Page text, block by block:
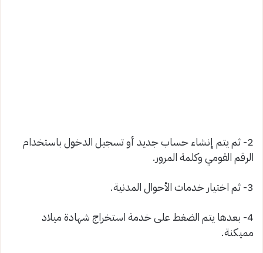
2- ثم يتم إنشاء حساب جديد أو تسجيل الدخول باستخدام
الرقم القومي وكلمة المرور.
3- ثم اختيار خدمات الأحوال المدنية.
4- بعدها يتم الضغط على خدمة استخراج شهادة ميلاد
مميكنة.